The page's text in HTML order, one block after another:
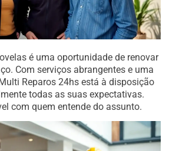
é uma oportunidade de renovar
Com serviços abrangentes e uma
Reparos 24hs está à disposição
todas as suas expectativas.
com quem entende do assunto.